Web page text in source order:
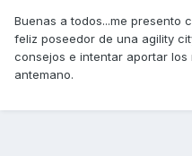
Buenas a todos...me presento
feliz poseedor de una agility
consejos e intentar aportar los
antemano.